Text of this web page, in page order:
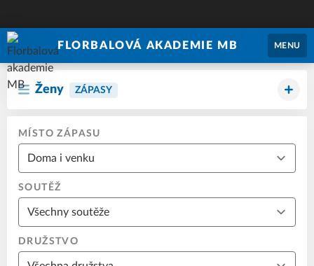
FLORBALOVÁ AKADEMIE MB MENU
Ženy ZÁPASY
MÍSTO ZÁPASU
SOUTĚŽ
DRUŽSTVO